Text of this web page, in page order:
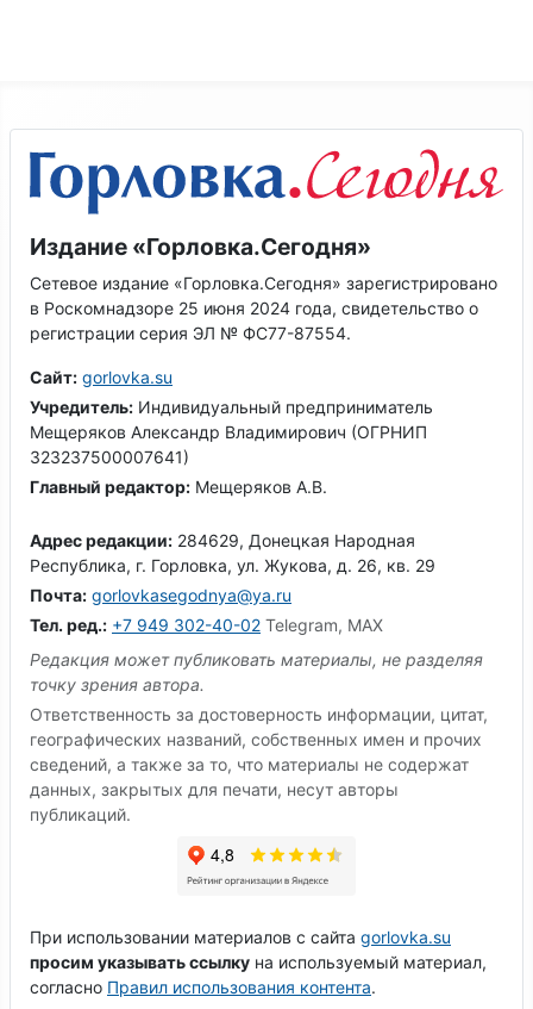
Издание «Горловка.Сегодня»
Сетевое издание «Горловка.Сегодня» зарегистрировано
в Роскомнадзоре 25 июня 2024 года, свидетельство о
регистрации серия ЭЛ № ФС77-87554.
Сайт: gorlovka.su
Учредитель: Индивидуальный предприниматель
Мещеряков Александр Владимирович (ОГРНИП
323237500007641)
Главный редактор: Мещеряков А.В.
Адрес редакции: 284629, Донецкая Народная
Республика, г. Горловка, ул. Жукова, д. 26, кв. 29
Почта: gorlovkasegodnya@ya.ru
Тел. ред.: +7 949 302-40-02 Telegram, MAX
Редакция может публиковать материалы, не разделяя
точку зрения автора.
Ответственность за достоверность информации, цитат,
географических названий, собственных имен и прочих
сведений, а также за то, что материалы не содержат
данных, закрытых для печати, несут авторы
публикаций.
При использовании материалов с сайта gorlovka.su
просим указывать ссылку на используемый материал,
согласно Правил использования контента.